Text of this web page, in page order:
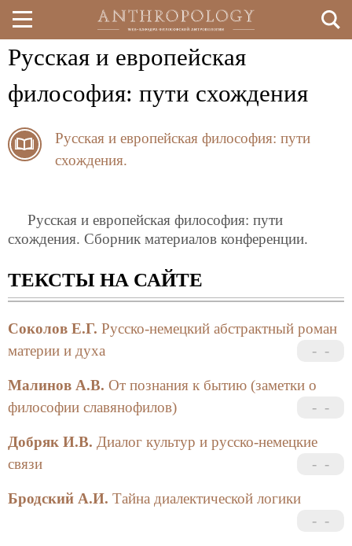
Перейти
к
содержанию
Русская и европейская
философия: пути схождения
Русская и европейская философия: пути
схождения.
Русская и европейская философия: пути
схождения. Сборник материалов конференции.
ТЕКСТЫ НА САЙТЕ
Соколов Е.Г. Русско-немецкий абстрактный роман
материи и духа
Малинов А.В. От познания к бытию (заметки о
философии славянофилов)
Добряк И.В. Диалог культур и русско-немецкие
связи
Бродский А.И. Тайна диалектической логики